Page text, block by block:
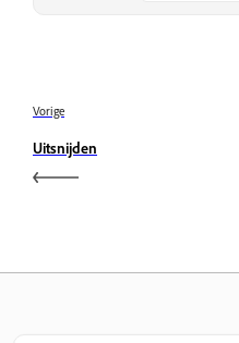
Vorige
Uitsnijden